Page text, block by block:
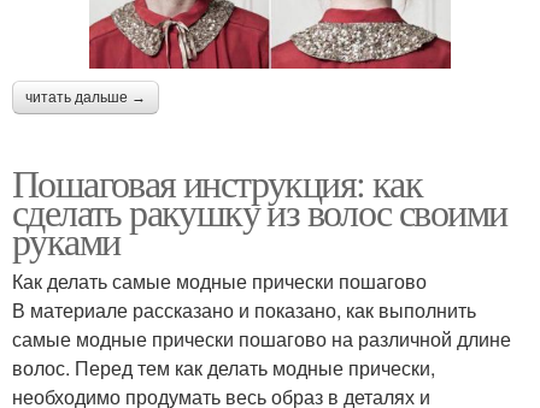
читать дальше →
Пошаговая инструкция: как
сделать ракушку из волос своими
руками
Как делать самые модные прически пошагово
В материале рассказано и показано, как выполнить
самые модные прически пошагово на различной длине
волос. Перед тем как делать модные прически,
необходимо продумать весь образ в деталях и